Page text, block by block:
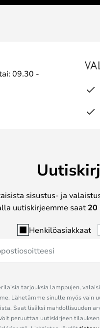
09.30 -
sisustus- ja
uutiskirjeemme saat 20
Henkilöasiakkaat
tarjouksia lamppujen,
Lähetämme sinulle myös
Saat lisäksi mahdollisuuden
peruuttaa uutiskirjeen